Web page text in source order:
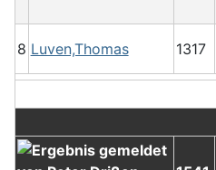
8 Luven,Thomas 1317